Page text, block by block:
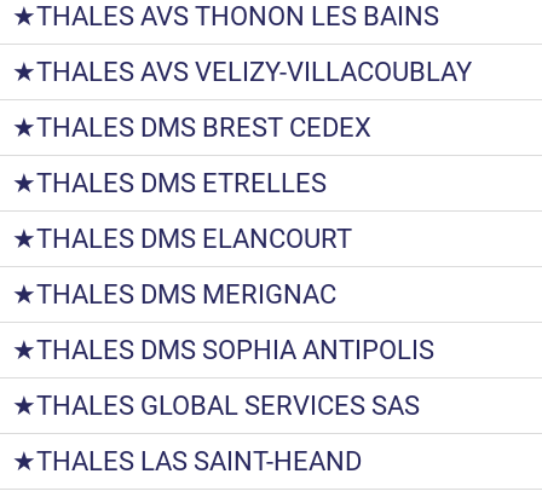
★THALES AVS THONON LES BAINS
★THALES AVS VELIZY-VILLACOUBLAY
★THALES DMS BREST CEDEX
★THALES DMS ETRELLES
★THALES DMS ELANCOURT
★THALES DMS MERIGNAC
★THALES DMS SOPHIA ANTIPOLIS
★THALES GLOBAL SERVICES SAS
★THALES LAS SAINT-HEAND